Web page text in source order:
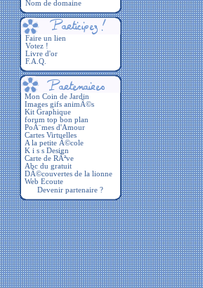
Nom de domaine
Faire un lien
Votez !
Livre d'or
F.A.Q.
Devenir partenaire ?